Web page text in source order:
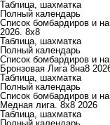
Таблица, шахматка
Полный календарь
Список бомбардиров и
2026. 8х8
Таблица, шахматка
Полный календарь
Список бомбардиров и
Бронзовая Лига 8на8
Таблица, шахматка
Полный календарь
Список бомбардиров и
Медная лига. 8x8 2026
Таблица, шахматка